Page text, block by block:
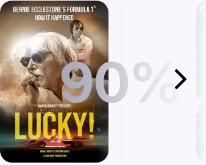
Další
90%